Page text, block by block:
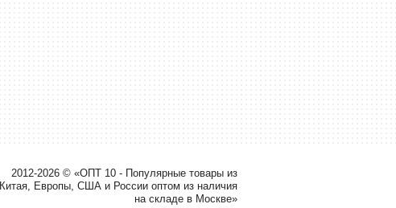
2012-2026 © «ОПТ 10 - Популярные товары из
Китая, Европы, США и России оптом из наличия
на складе в Москве»